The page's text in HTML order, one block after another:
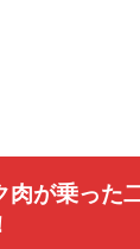
肉が乗った